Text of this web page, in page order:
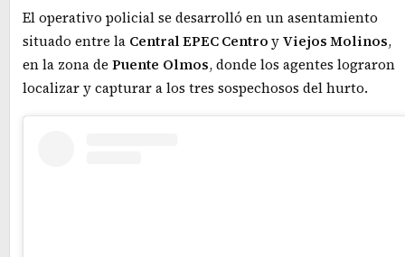
El operativo policial se desarrolló en un asentamiento
situado entre la Central EPEC CentroyViejos Molinos,
en la zona de Puente Olmos, donde los agentes lograron
localizar y capturar a los tres sospechosos del hurto.